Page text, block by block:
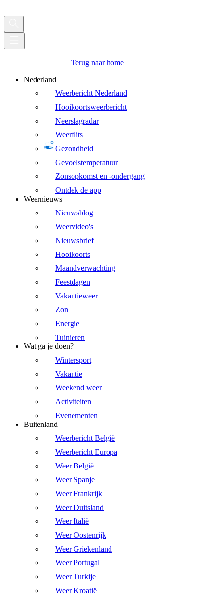
Terug naar home
Nederland
Weerbericht Nederland
Hooikoortsweerbericht
Neerslagradar
Weerflits
Gezondheid
Gevoelstemperatuur
Zonsopkomst en -ondergang
Ontdek de app
Weernieuws
Nieuwsblog
Weervideo's
Nieuwsbrief
Hooikoorts
Maandverwachting
Feestdagen
Vakantieweer
Zon
Energie
Tuinieren
Wat ga je doen?
Wintersport
Vakantie
Weekend weer
Activiteiten
Evenementen
Buitenland
Weerbericht België
Weerbericht Europa
Weer België
Weer Spanje
Weer Frankrijk
Weer Duitsland
Weer Italië
Weer Oostenrijk
Weer Griekenland
Weer Portugal
Weer Turkije
Weer Kroatië